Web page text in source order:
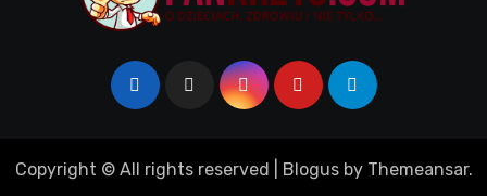
Copyright © All rights reserved Blogusby Themeansar.